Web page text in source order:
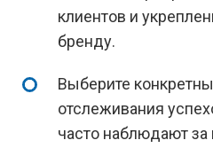
клиентов и
бренду.
Выберите
отслеживания
часто наблюдают